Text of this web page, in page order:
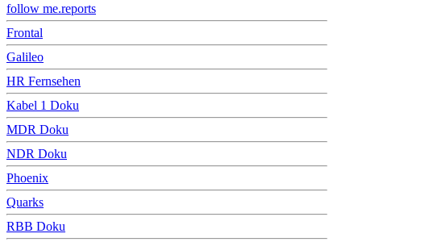
follow me.reports
Frontal
Galileo
HR Fernsehen
Kabel 1 Doku
MDR Doku
NDR Doku
Phoenix
Quarks
RBB Doku